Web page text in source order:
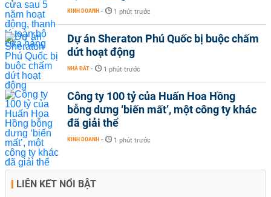
KINH DOANH - 1 phút trước
Dự án Sheraton Phú Quốc bị buộc chấm
dứt hoạt động
NHÀ ĐẤT - 1 phút trước
Công ty 100 tỷ của Huấn Hoa Hồng
bỗng dưng ‘biến mất’, một công ty khác
đã giải thể
KINH DOANH - 1 phút trước
LIÊN KẾT NỔI BẬT